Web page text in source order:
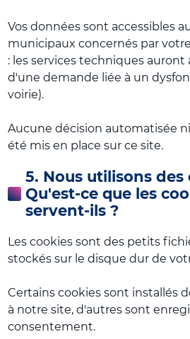
Vos données sont accessibles
municipaux concernés par
: les services techniques auront
d'une demande liée à un
voirie).
Aucune décision automatisée
été mis en place sur ce site.
5. Nous utilisons
Qu'est-ce que les
servent-ils ?
Les cookies sont des petits
stockés sur le disque dur de
Certains cookies sont installés
à notre site, d'autres sont
consentement.